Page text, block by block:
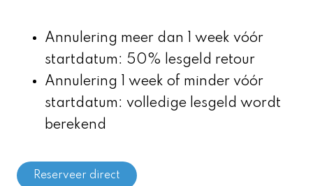
Annulering meer dan 1 week vóór
startdatum: 50% lesgeld retour
Annulering 1 week of minder vóór
startdatum: volledige lesgeld wordt
berekend
Reserveer direct